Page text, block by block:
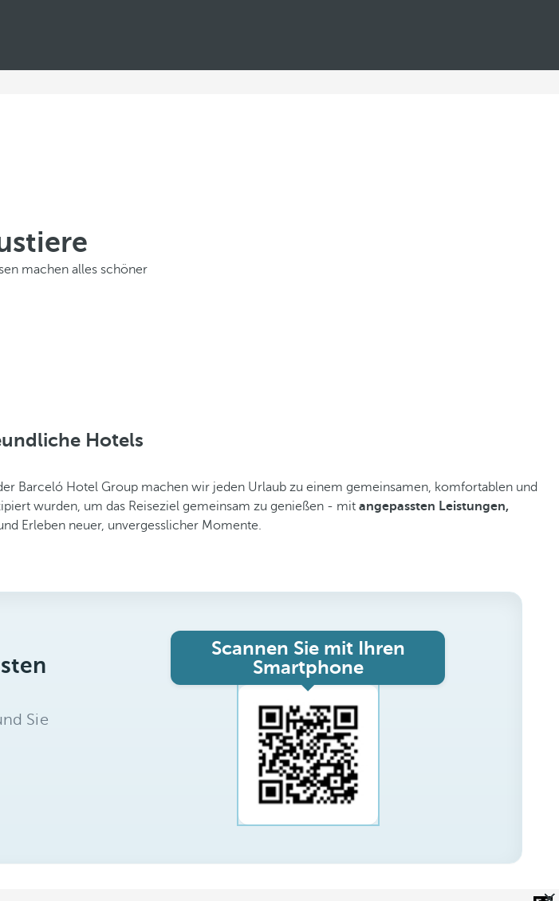
machen alles schöner
Hotels
Barceló Hotel Group machen wir jeden Urlaub zu einem gemeinsamen, komfortablen und
wurden, um das Reiseziel gemeinsam zu genießen - mit angepassten Leistungen,
Erleben neuer, unvergesslicher Momente.
Sie
Scannen Sie mit Ihren
Smartphone